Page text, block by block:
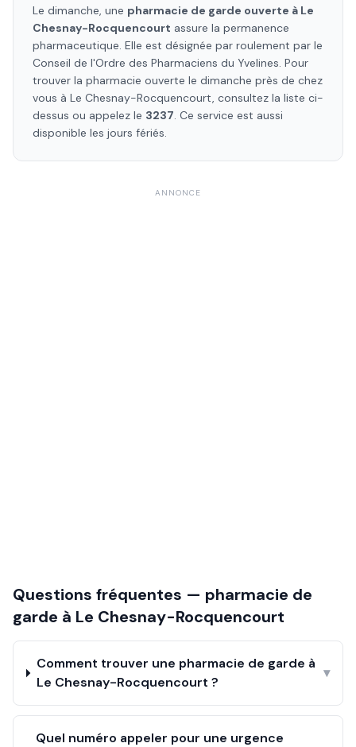
Le dimanche, une pharmacie de garde ouverte à Le
Chesnay-Rocquencourt assure la permanence
pharmaceutique. Elle est désignée par roulement par le
Conseil de l'Ordre des Pharmaciens du Yvelines. Pour
trouver la pharmacie ouverte le dimanche près de chez
vous à Le Chesnay-Rocquencourt, consultez la liste ci-
dessus ou appelez le 3237. Ce service est aussi
disponible les jours fériés.
ANNONCE
Questions fréquentes — pharmacie de
garde à Le Chesnay-Rocquencourt
Comment trouver une pharmacie de garde à
Le Chesnay-Rocquencourt ?
▾
Quel numéro appeler pour une urgence